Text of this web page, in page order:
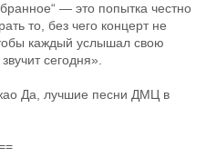
— это попытка честно
то, без чего концерт не
каждый услышал свою
сегодня».
Да, лучшие песни ДМЦ в